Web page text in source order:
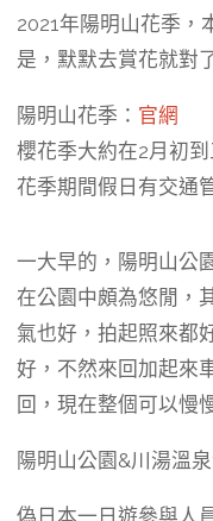
2021年陽明山花季，
是，默默去賞花就對
陽明山花季： 官網
櫻花季大約在2月初
花季期間假日有交通
一大早的，陽明山公
在公園中頗為悠閒，
氣也好，拍起照來都
好，不然來回加起來
回，現在整個可以慢
陽明山公園&川湯溫
偽日本一日遊參與人